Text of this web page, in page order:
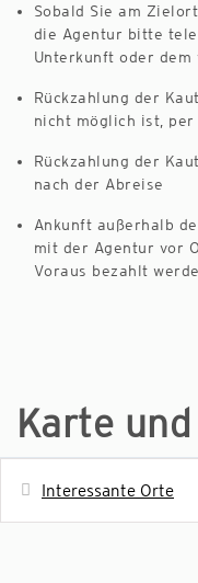
Sobald Sie am
die Agentur bitte
Unterkunft oder dem
Rückzahlung der
nicht möglich ist, per
Rückzahlung der
nach der Abreise
Ankunft außerhalb
mit der Agentur vor
Voraus bezahlt
Karte
Interessante Orte